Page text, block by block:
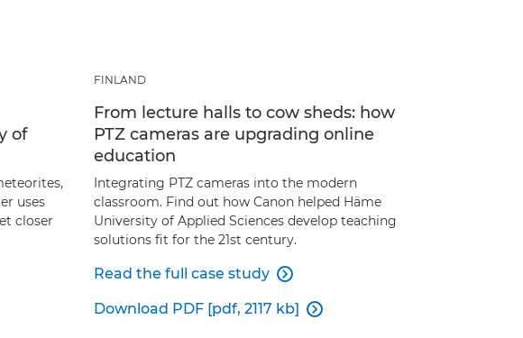
of
uses
closer
FINLAND
From lecture halls to cow sheds: how
PTZ cameras are upgrading online
education
Integrating PTZ cameras into the modern
classroom. Find out how Canon helped Häme
University of Applied Sciences develop teaching
solutions fit for the 21st century.
Read the full case study 
Download PDF [pdf, 2117 kb] 